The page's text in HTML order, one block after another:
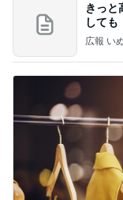
きっと
しても
だろ
広報 い